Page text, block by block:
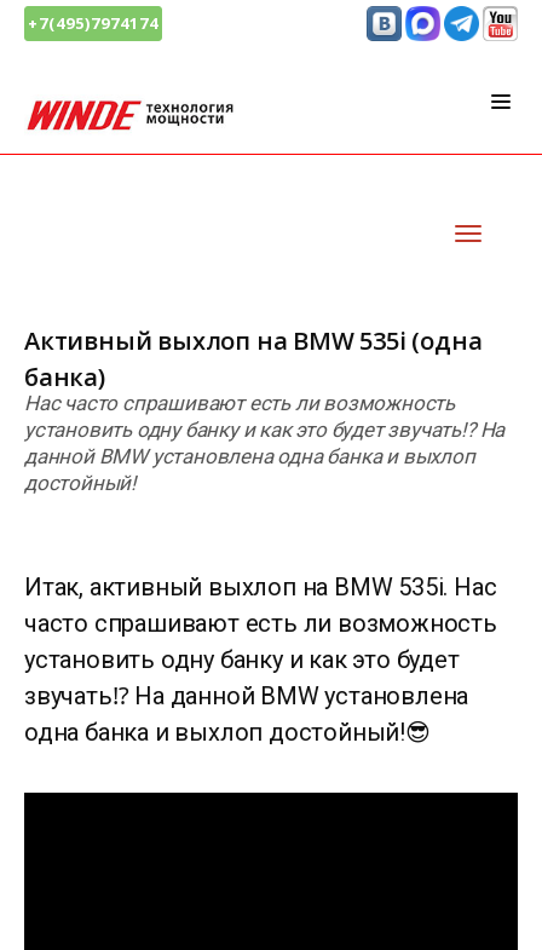
+7(495)7974174
Активный выхлоп на BMW 535i (одна
банка)
Нас часто спрашивают есть ли возможность
установить одну банку и как это будет звучать⁉️ На
данной BMW установлена одна банка и выхлоп
достойный!
Итак, активный выхлоп на BMW 535i. Нас
часто спрашивают есть ли возможность
установить одну банку и как это будет
звучать⁉️ На данной BMW установлена
одна банка и выхлоп достойный!😎